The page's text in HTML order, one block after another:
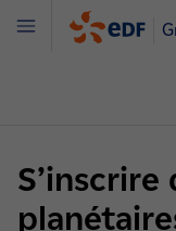
Menu
S’inscrire